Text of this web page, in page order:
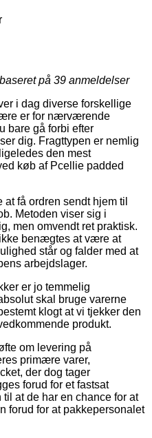
på 39 anmeldelser
i dag diverse forskellige
er for nærværende
bare gå forbi efter
dig. Fragttypen er nemlig
den mest
køb af Pcellie padded
få ordren sendt hjem til
Metoden viser sig i
men omvendt ret praktisk.
benægtes at være at
står og falder med at
arbejdslager.
er jo temmelig
skal bruge varerne
klogt at vi tjekker den
produkt.
om levering på
primære varer,
der dog tager
forud for et fastsat
at de har en chance for at
forud for at pakkepersonalet